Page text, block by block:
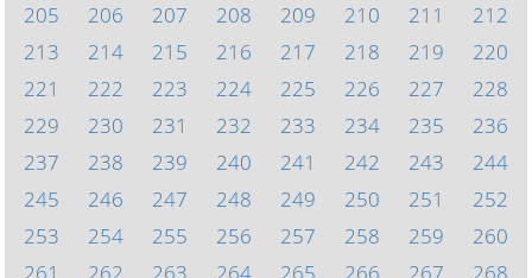
205
206 207 208 209 210 211
212
213
214 215 216 217 218 219
220
221
222 223 224 225 226 227
228
229
230 231 232 233 234 235
236
237
238 239 240 241 242 243
244
245
246 247 248 249 250 251
252
253
254 255 256 257 258 259
260